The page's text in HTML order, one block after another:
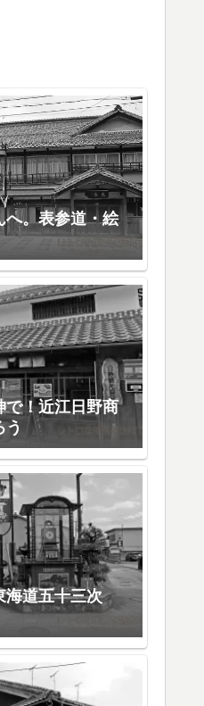
へ。表参道・絵
で！近江日野商
う
海道五十三次